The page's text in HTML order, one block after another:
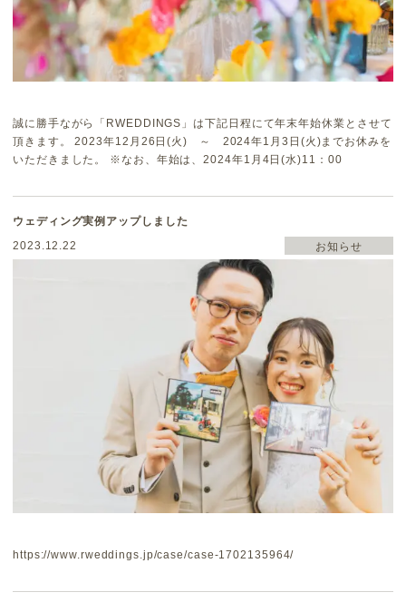
誠に勝手ながら「RWEDDINGS」は下記日程にて年末年始休業とさせて
頂きます。 2023年12月26日(火) ～ 2024年1月3日(火)までお休みを
いただきました。 ※なお、年始は、2024年1月4日(水)11：00
ウェディング実例アップしました
2023.12.22
お知らせ
https://www.rweddings.jp/case/case-1702135964/